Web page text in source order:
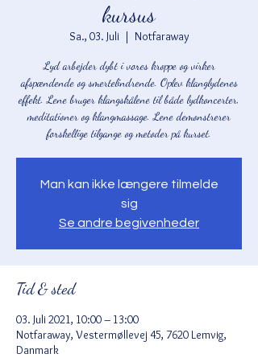
kursus
Sa., 03. Juli
  |
Notfaraway
Lyd arbejder dybt i vores kroppe og virker
afspændende og smertelindrende. Oplev klanglydenes
effekt. Lene bruger klangskålene til både lydkoncerter,
meditationer og klangmassage. Lene demonstrerer
forskellige tilgange og metoder på kurset.
Man kan ikke længere tilmelde
sig
Se andre begivenheder
Tid & sted
03. Juli 2021, 10:00 – 13:00
Notfaraway, Vestermøllevej 45, 7620 Lemvig,
Danmark